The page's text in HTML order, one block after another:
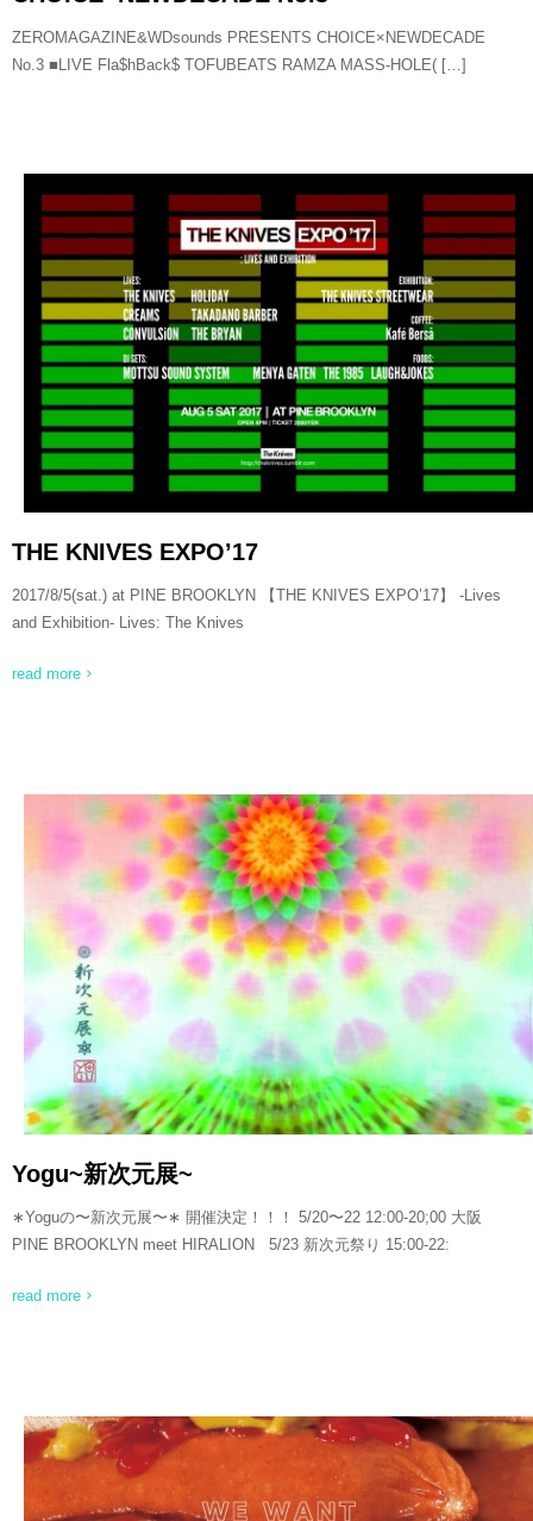
ZEROMAGAZINE&WDsounds PRESENTS CHOICE×NEWDECADE
No.3 ■LIVE Fla$hBack$ TOFUBEATS RAMZA MASS-HOLE( […]
READ MORE
THE KNIVES EXPO’17
2017/8/5(sat.) at PINE BROOKLYN 【THE KNIVES EXPO’17】 -Lives
and Exhibition- Lives: The Knives
read more
READ MORE
Yogu~新次元展~
∗Yoguの〜新次元展〜∗ 開催決定！！！ 5/20〜22 12:00-20;00 大阪
PINE BROOKLYN meet HIRALION 5/23 新次元祭り 15:00-22:
read more